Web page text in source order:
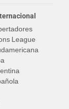
League